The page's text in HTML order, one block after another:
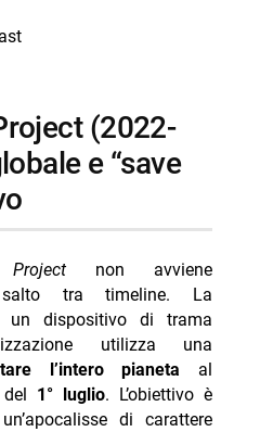
e “save
non avviene
salto tra timeline. La
dispositivo di trama
utilizza una
l’intero pianeta al
1° luglio. L’obiettivo è
di carattere